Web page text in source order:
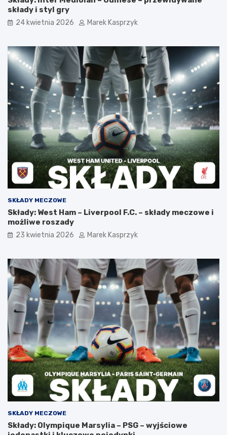
składy i styl gry
24 kwietnia 2026 Marek Kasprzyk
SKŁADY MECZOWE
Składy: West Ham – Liverpool F.C. – składy meczowe i
możliwe roszady
23 kwietnia 2026 Marek Kasprzyk
SKŁADY MECZOWE
Składy: Olympique Marsylia – PSG – wyjściowe